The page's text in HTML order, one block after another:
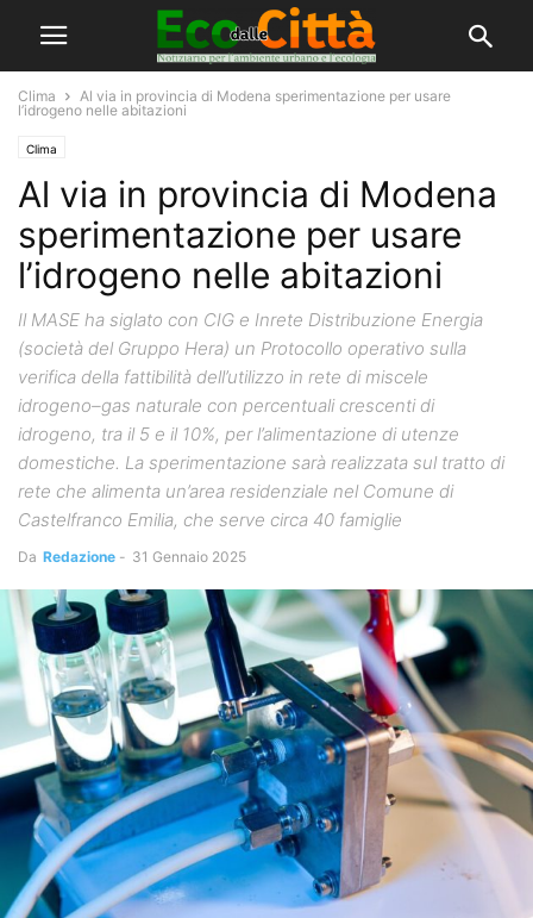
Clima
Al via in provincia di Modena sperimentazione per usare
l’idrogeno nelle abitazioni
Clima
Al via in provincia di Modena
sperimentazione per usare
l’idrogeno nelle abitazioni
Il MASE ha siglato con CIG e Inrete Distribuzione Energia
(società del Gruppo Hera) un Protocollo operativo sulla
verifica della fattibilità dell’utilizzo in rete di miscele
idrogeno–gas naturale con percentuali crescenti di
idrogeno, tra il 5 e il 10%, per l’alimentazione di utenze
domestiche. La sperimentazione sarà realizzata sul tratto di
rete che alimenta un’area residenziale nel Comune di
Castelfranco Emilia, che serve circa 40 famiglie
Da Redazione - 31 Gennaio 2025